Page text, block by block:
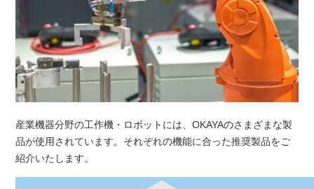
産業機器分野の工作機・ロボットには、OKAYAのさまざまな製
品が使用されています。それぞれの機能に合った推奨製品をご
紹介いたします。